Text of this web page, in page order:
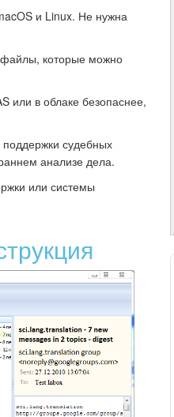
и Linux. Не нужна
которые можно
или в облаке безопаснее,
судебных
анализе дела.
или системы